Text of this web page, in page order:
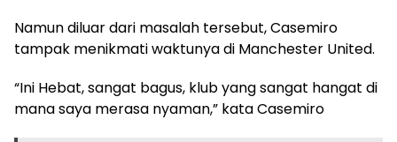
Namun diluar dari masalah tersebut, Casemiro
tampak menikmati waktunya di Manchester United.
“Ini Hebat, sangat bagus, klub yang sangat hangat di
mana saya merasa nyaman,” kata Casemiro